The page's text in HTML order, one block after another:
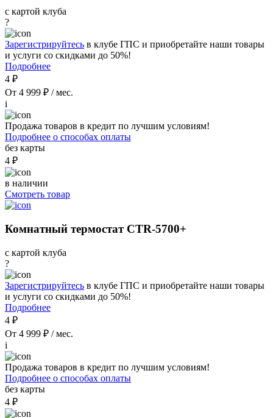
с картой клуба
?
Зарегистрируйтесь в клубе ГПС и приобретайте наши товары
и услуги со скидками до 50%!
Подробнее
4 ₽
От 4 999 ₽ / мес.
i
Продажа товаров в кредит по лучшим условиям!
Подробнее о способах оплаты
без карты
4 ₽
в наличии
Смотреть товар
Комнатный термостат CTR-5700+
с картой клуба
?
Зарегистрируйтесь в клубе ГПС и приобретайте наши товары
и услуги со скидками до 50%!
Подробнее
4 ₽
От 4 999 ₽ / мес.
i
Продажа товаров в кредит по лучшим условиям!
Подробнее о способах оплаты
без карты
4 ₽